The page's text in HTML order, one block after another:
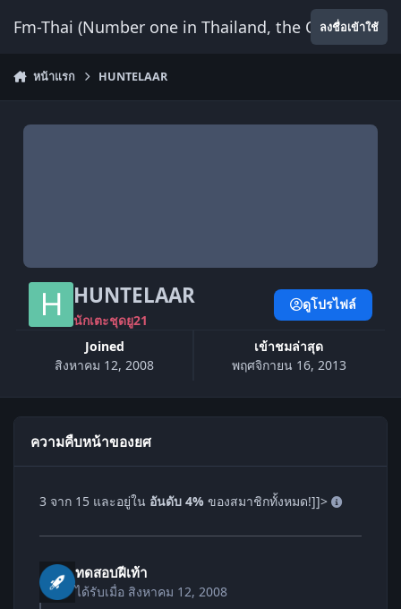
Fm-Thai (Number one in Thailand, the Onlyลงชื่อเข้าใช้
หน้าแรก HUNTELAAR
HUNTELAAR
นักเตะชุดยู21
Joined
สิงหาคม 12, 2008
เข้าชมล่าสุด
พฤศจิกายน 16, 2013
ดูโปรไฟล์
ความคืบหน้าของยศ
3 จาก 15 และอยู่ใน อันดับ 4% ของสมาชิกทั้งหมด!]]>
ทดสอบฝีเท้า
ได้รับเมื่อ สิงหาคม 12, 2008